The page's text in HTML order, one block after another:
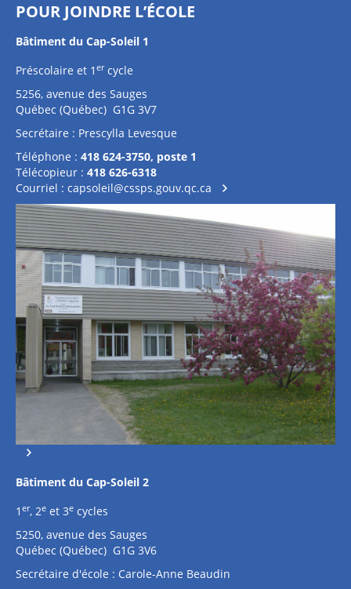
POUR JOINDRE L’ÉCOLE
Bâtiment du Cap-Soleil 1
Préscolaire et 1 ercycle
5256, avenue des Sauges
Québec (Québec) G1G 3V7
Secrétaire : Prescylla Levesque
Téléphone : 418 624-3750, poste 1
Télécopieur : 418 626-6318
Courriel : capsoleil@cssps.gouv.qc.ca
Bâtiment du Cap-Soleil 2
1 er, 2e et 3e cycles
5250, avenue des Sauges
Québec (Québec) G1G 3V6
Secrétaire d'école : Carole-Anne Beaudin